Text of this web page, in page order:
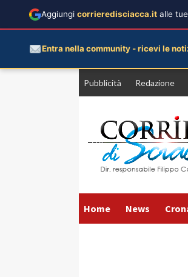
Pubblicità Redazione
Home News
Aggiungi corrieredisciacca.it alle
Entra nella community - ricevi le